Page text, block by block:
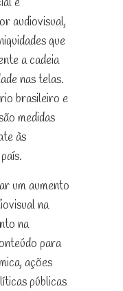
audiovisual,
que
a cadeia
nas telas.
brasileiro e
medidas
às
um aumento
na
na
para
ações
públicas